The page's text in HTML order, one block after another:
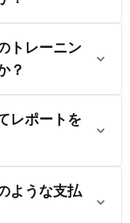
トレーニン
？
レポートを
ような支払